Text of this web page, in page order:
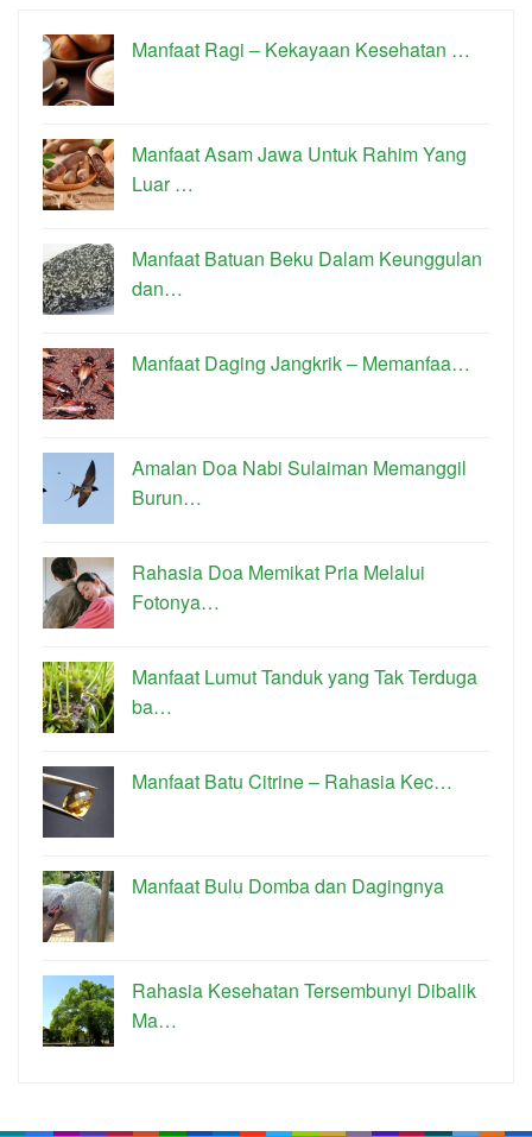
Manfaat Ragi – Kekayaan Kesehatan …
Manfaat Asam Jawa Untuk Rahim Yang
Luar …
Manfaat Batuan Beku Dalam Keunggulan
dan…
Manfaat Daging Jangkrik – Memanfaa…
Amalan Doa Nabi Sulaiman Memanggil
Burun…
Rahasia Doa Memikat Pria Melalui
Fotonya…
Manfaat Lumut Tanduk yang Tak Terduga
ba…
Manfaat Batu Citrine – Rahasia Kec…
Manfaat Bulu Domba dan Dagingnya
Rahasia Kesehatan Tersembunyi Dibalik
Ma…